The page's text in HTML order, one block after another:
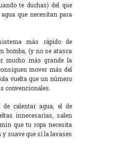
te duchas) del que
que necesitan para
más rápido de
bomba, (y no se atasca
mucho más grande la
mover más del
vuelta que un número
convencionales.
calentar agua, el de
innecesarias, salen
que tu ropa necesita
suave que si la lavases